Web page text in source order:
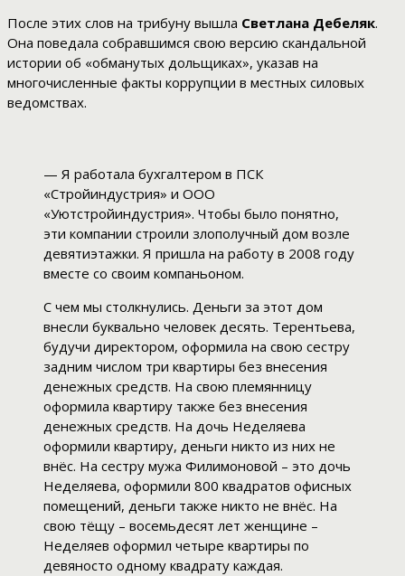
После этих слов на трибуну вышла Светлана Дебеляк.
Она поведала собравшимся свою версию скандальной
истории об «обманутых дольщиках», указав на
многочисленные факты коррупции в местных силовых
ведомствах.
— Я работала бухгалтером в ПСК
«Стройиндустрия» и ООО
«Уютстройиндустрия». Чтобы было понятно,
эти компании строили злополучный дом возле
девятиэтажки. Я пришла на работу в 2008 году
вместе со своим компаньоном.
С чем мы столкнулись. Деньги за этот дом
внесли буквально человек десять. Терентьева,
будучи директором, оформила на свою сестру
задним числом три квартиры без внесения
денежных средств. На свою племянницу
оформила квартиру также без внесения
денежных средств. На дочь Неделяева
оформили квартиру, деньги никто из них не
внёс. На сестру мужа Филимоновой – это дочь
Неделяева, оформили 800 квадратов офисных
помещений, деньги также никто не внёс. На
свою тёщу – восемьдесят лет женщине –
Неделяев оформил четыре квартиры по
девяносто одному квадрату каждая.